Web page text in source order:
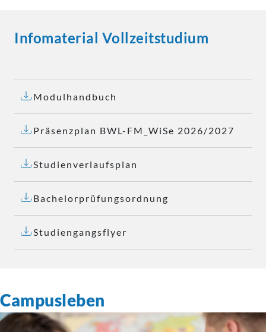
Infomaterial Vollzeitstudium
Modulhandbuch
Präsenzplan BWL-FM_WiSe 2026/2027
Studienverlaufsplan
Bachelorprüfungsordnung
Studiengangsflyer
Campusleben